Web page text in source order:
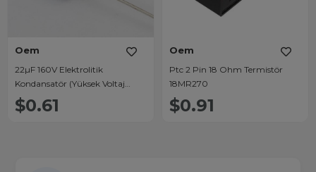
Oem
22µF 160V Elektrolitik
Kondansatör (Yüksek Voltaj
Dayanımlı)
$0.61
Oem
Ptc 2 Pin 18 Ohm Termistör
18MR270
$0.91